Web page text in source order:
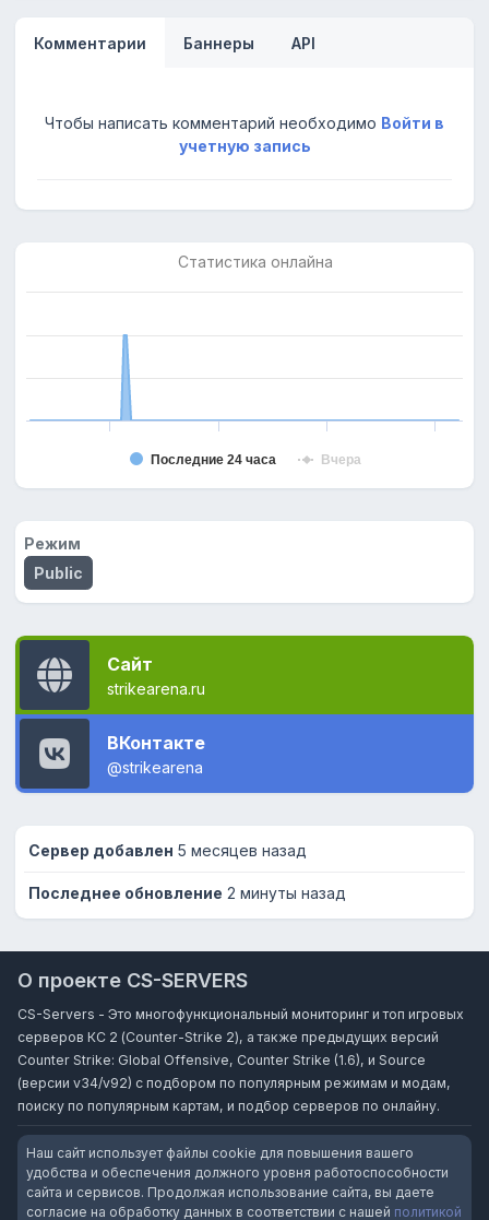
Комментарии Баннеры API
Чтобы написать комментарий необходимо Войти в
учетную запись
Последние 24 часа Вчера
Статистика онлайна
Режим
Public
Сайт
strikearena.ru
ВКонтакте
@strikearena
Сервер добавлен 5 месяцев назад
Последнее обновление 2 минуты назад
О проекте CS-SERVERS
CS-Servers - Это многофункциональный мониторинг и топ игровых
серверов КС 2 (Counter-Strike 2), а также предыдущих версий
Counter Strike: Global Offensive, Counter Strike (1.6), и Source
(версии v34/v92) с подбором по популярным режимам и модам,
поиску по популярным картам, и подбор серверов по онлайну.
Наш сайт использует файлы cookie для повышения вашего
удобства и обеспечения должного уровня работоспособности
сайта и сервисов. Продолжая использование сайта, вы даете
согласие на обработку данных в соответствии с нашей политикой